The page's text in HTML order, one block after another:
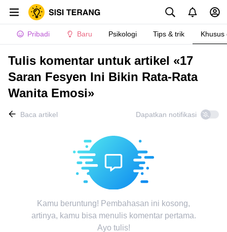
Pribadi Baru Psikologi Tips & trik Khusus
Tulis komentar untuk artikel «17
Saran Fesyen Ini Bikin Rata-Rata
Wanita Emosi»
Baca artikel Dapatkan notifikasi
Kamu beruntung! Pembahasan ini kosong,
artinya, kamu bisa menulis komentar pertama.
Ayo tulis!